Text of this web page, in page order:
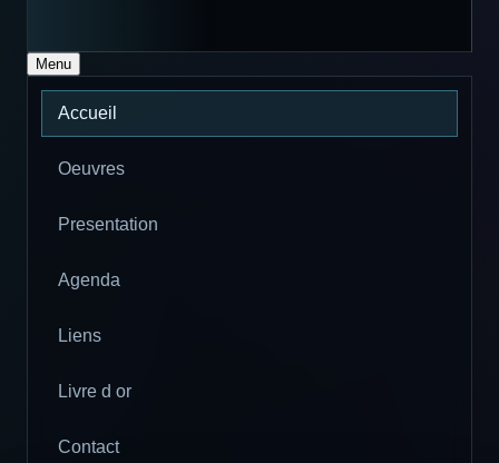
Menu
Accueil
Oeuvres
Presentation
Agenda
Liens
Livre d or
Contact